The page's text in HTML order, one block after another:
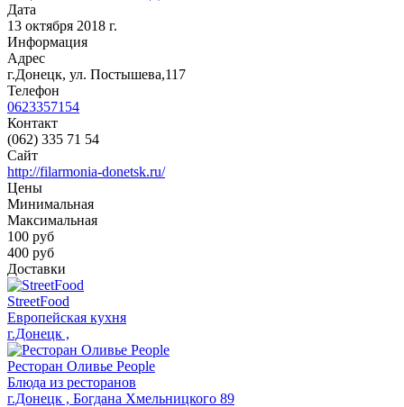
Дата
13 октября 2018 г.
Информация
Адрес
г.Донецк, ул. Постышева,117
Телефон
0623357154
Контакт
(062) 335 71 54
Сайт
http://filarmonia-donetsk.ru/
Цены
Минимальная
Максимальная
100 руб
400 руб
Доставки
StreetFood
Европейская кухня
г.Донецк ,
Ресторан Оливье People
Блюда из ресторанов
г.Донецк , Богдана Хмельницкого 89